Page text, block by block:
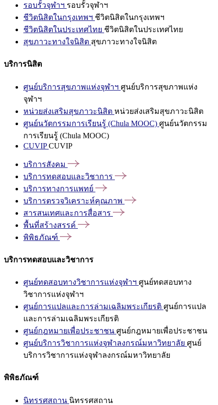
รอบรั้วจุฬาฯ รอบรั้วจุฬาฯ
ชีวิตนิสิตในกรุงเทพฯ ชีวิตนิสิตในกรุงเทพฯ
ชีวิตนิสิตในประเทศไทย ชีวิตนิสิตในประเทศไทย
สุขภาวะทางใจนิสิต สุขภาวะทางใจนิสิต
บริการนิสิต
ศูนย์บริการสุขภาพแห่งจุฬาฯ ศูนย์บริการสุขภาพแห่ง
จุฬาฯ
หน่วยส่งเสริมสุขภาวะนิสิต หน่วยส่งเสริมสุขภาวะนิสิต
ศูนย์นวัตกรรมการเรียนรู้ (Chula MOOC) ศูนย์นวัตกรรม
การเรียนรู้ (Chula MOOC)
CUVIPCUVIP
บริการสังคม
บริการทดสอบและวิชาการ
บริการทางการแพทย์
บริการตรวจวิเคราะห์คุณภาพ
สารสนเทศและการสื่อสาร
พื้นที่สร้างสรรค์
พิพิธภัณฑ์
บริการทดสอบและวิชาการ
ศูนย์ทดสอบทางวิชาการแห่งจุฬาฯ ศูนย์ทดสอบทาง
วิชาการแห่งจุฬาฯ
ศูนย์การแปลและการล่ามเฉลิมพระเกียรติ ศูนย์การแปล
และการล่ามเฉลิมพระเกียรติ
ศูนย์กฎหมายเพื่อประชาชน ศูนย์กฎหมายเพื่อประชาชน
ศูนย์บริการวิชาการแห่งจุฬาลงกรณ์มหาวิทยาลัย ศูนย์
บริการวิชาการแห่งจุฬาลงกรณ์มหาวิทยาลัย
พิพิธภัณฑ์
นิทรรศสถาน นิทรรศสถาน